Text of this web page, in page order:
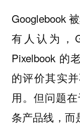
Googlebook
有人认为，
Pixelbook 的
的评价其实
用。但问题
条产品线，而